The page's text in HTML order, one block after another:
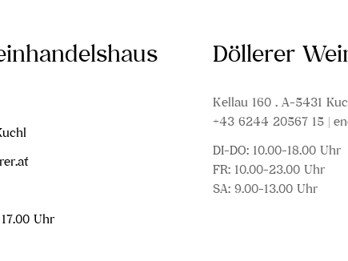
Uhr
Döllerer
Kellau 160 . A-5431
+43 6244 20567 15 |
DI-DO: 10.00-18.00 Uhr
FR: 10.00-23.00 Uhr
SA: 9.00-13.00 Uhr